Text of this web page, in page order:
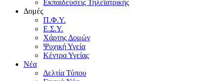
Εκπαιδεύσεις Τηλεϊατρικής
Δομές
Π.Φ.Υ.
Ε.Σ.Υ.
Χάρτης Δομών
Ψυχική Υγεία
Κέντρα Υγείας
Νέα
Δελτία Τύπου